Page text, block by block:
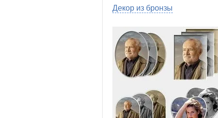
Декор из бронзы